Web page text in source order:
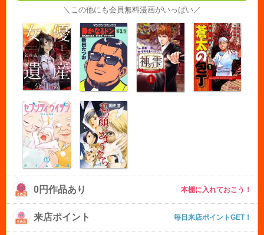
＼この他にも会員無料漫画がいっぱい／
0円作品あり 本棚に入れておこう！
来店ポイント 毎日来店ポイントGET！